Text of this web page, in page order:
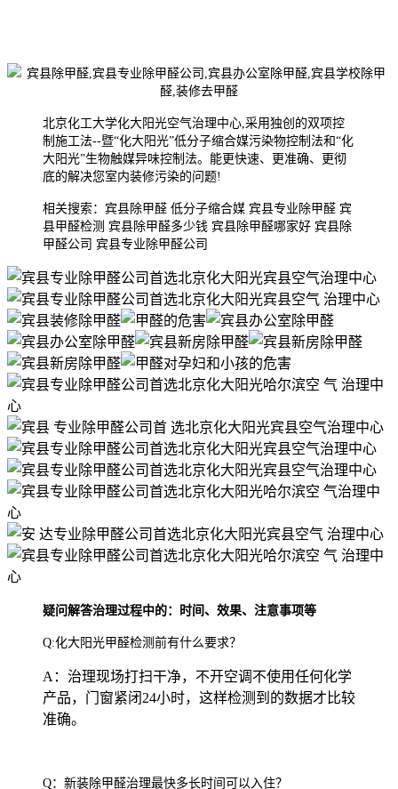
北京化工大学化大阳光空气治理中心,采用独创的双项控
制施工法--暨“化大阳光”低分子缩合媒污染物控制法和“化
大阳光”生物触媒异味控制法。能更快速、更准确、更彻
底的解决您室内装修污染的问题!
相关搜索：宾县除甲醛 低分子缩合媒 宾县专业除甲醛 宾
县甲醛检测 宾县除甲醛多少钱 宾县除甲醛哪家好 宾县除
甲醛公司 宾县专业除甲醛公司
疑问解答治理过程中的：时间、效果、注意事项等
Q:化大阳光甲醛检测前有什么要求？
A：治理现场打扫干净，不开空调不使用任何化学
产品，门窗紧闭24小时，这样检测到的数据才比较
准确。
Q：新装除甲醛治理最快多长时间可以入住？